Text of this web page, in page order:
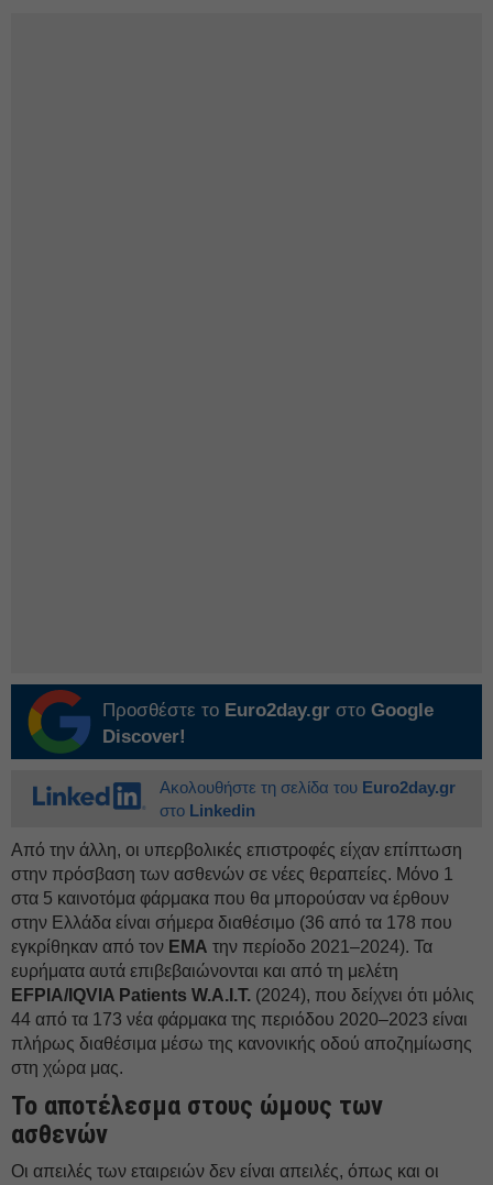
Προσθέστε το Euro2day.gr στο Google
Discover!
Ακολουθήστε τη σελίδα του Euro2day.gr
στο Linkedin
Από την άλλη, οι υπερβολικές επιστροφές είχαν επίπτωση
στην πρόσβαση των ασθενών σε νέες θεραπείες. Μόνο 1
στα 5 καινοτόμα φάρμακα που θα μπορούσαν να έρθουν
στην Ελλάδα είναι σήμερα διαθέσιμο (36 από τα 178 που
εγκρίθηκαν από τον ΕΜΑ την περίοδο 2021–2024). Τα
ευρήματα αυτά επιβεβαιώνονται και από τη μελέτη
EFPIA/IQVIA Patients W.A.I.T. (2024), που δείχνει ότι μόλις
44 από τα 173 νέα φάρμακα της περιόδου 2020–2023 είναι
πλήρως διαθέσιμα μέσω της κανονικής οδού αποζημίωσης
στη χώρα μας.
Το αποτέλεσμα στους ώμους των
ασθενών
Οι απειλές των εταιρειών δεν είναι απειλές, όπως και οι